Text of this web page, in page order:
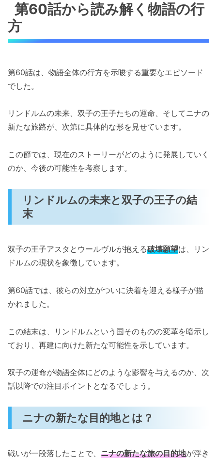
第60話から読み解く物語の行
方
第60話は、物語全体の行方を示唆する重要なエピソード
でした。
リンドルムの未来、双子の王子たちの運命、そしてニナの
新たな旅路が、次第に具体的な形を見せています。
この節では、現在のストーリーがどのように発展していく
のか、今後の可能性を考察します。
リンドルムの未来と双子の王子の結
末
双子の王子アスタとウールヴルが抱える破壊願望は、リン
ドルムの現状を象徴しています。
第60話では、彼らの対立がついに決着を迎える様子が描
かれました。
この結末は、リンドルムという国そのものの変革を暗示し
ており、再建に向けた新たな可能性を示しています。
双子の運命が物語全体にどのような影響を与えるのか、次
話以降での注目ポイントとなるでしょう。
ニナの新たな目的地とは？
戦いが一段落したことで、 ニナの新たな旅の目的地が浮き